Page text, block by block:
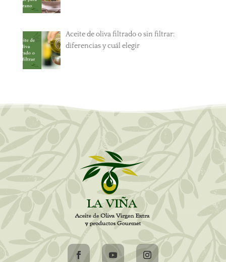
Aceite de oliva filtrado o sin filtrar:
diferencias y cuál elegir